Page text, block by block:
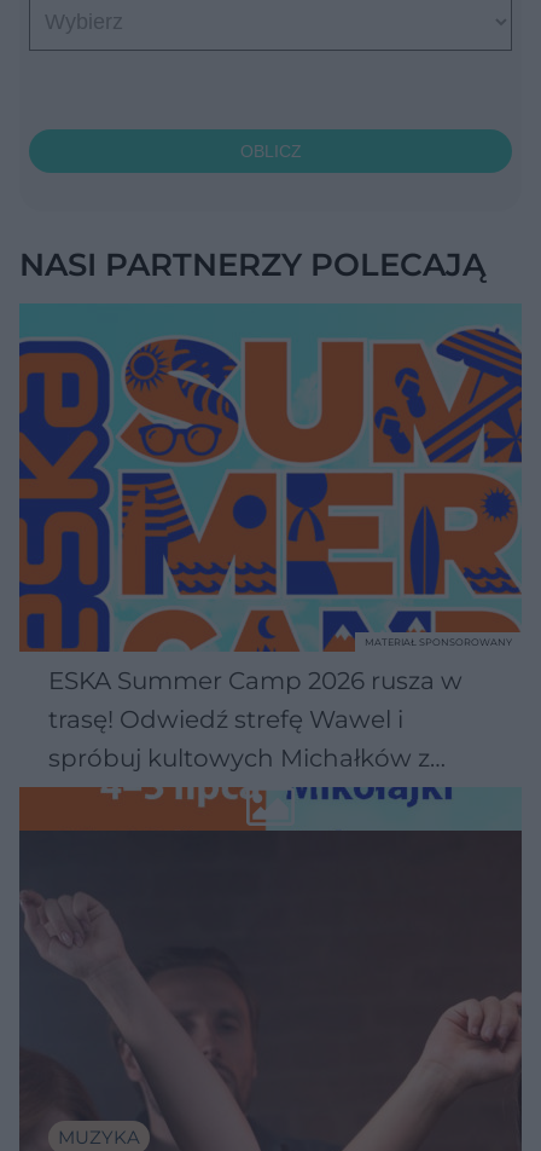
OBLICZ
NASI PARTNERZY POLECAJĄ
ESKA Summer Camp 2026 rusza w
trasę! Odwiedź strefę Wawel i
spróbuj kultowych Michałków z
Wawelu
MATERIAŁ SPONSOROWANY
MUZYKA